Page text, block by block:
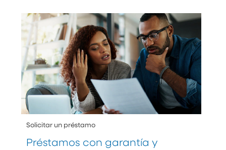
Solicitar un préstamo
Préstamos con garantía y